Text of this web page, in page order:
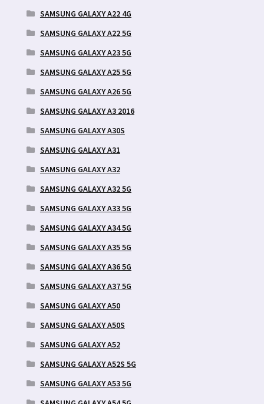
SAMSUNG GALAXY A22 4G
SAMSUNG GALAXY A22 5G
SAMSUNG GALAXY A23 5G
SAMSUNG GALAXY A25 5G
SAMSUNG GALAXY A26 5G
SAMSUNG GALAXY A3 2016
SAMSUNG GALAXY A30S
SAMSUNG GALAXY A31
SAMSUNG GALAXY A32
SAMSUNG GALAXY A32 5G
SAMSUNG GALAXY A33 5G
SAMSUNG GALAXY A34 5G
SAMSUNG GALAXY A35 5G
SAMSUNG GALAXY A36 5G
SAMSUNG GALAXY A37 5G
SAMSUNG GALAXY A50
SAMSUNG GALAXY A50S
SAMSUNG GALAXY A52
SAMSUNG GALAXY A52S 5G
SAMSUNG GALAXY A53 5G